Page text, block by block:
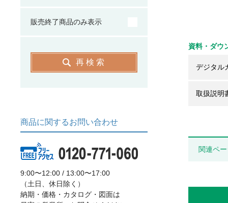
資料・ダウ
デジタル
取扱説明
関連ペ
販売終了商品のみ表示
再検索
商品に関するお問い合わせ
9:00〜12:00 / 13:00〜17:00
（土日、休日除く）
納期・価格・カタログ・図面は